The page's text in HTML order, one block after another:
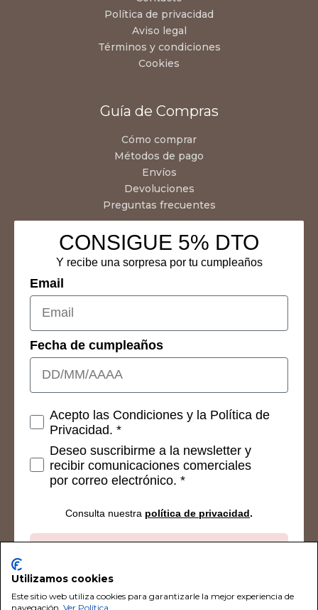
Política de privacidad
Aviso legal
Términos y condiciones
Cookies
Guía de Compras
Cómo comprar
Métodos de pago
Envíos
Devoluciones
Preguntas frecuentes
CONSIGUE 5% DTO
Y recibe una sorpresa por tu cumpleaños
Email
Fecha de cumpleaños
Consetimientos
Acepto las Condiciones y la Política de
Privacidad. *
Deseo suscribirme a la newsletter y
recibir comunicaciones comerciales
por correo electrónico. *
Consulta nuestra política de privacidad.
Utilizamos cookies
Este sitio web utiliza cookies para garantizarle la mejor experiencia de
navegación. Ver Política